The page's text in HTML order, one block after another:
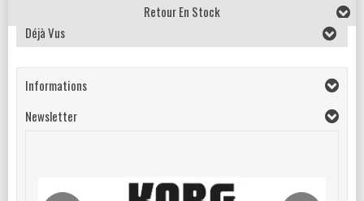
Retour En Stock
Déjà Vus
Informations
Newsletter